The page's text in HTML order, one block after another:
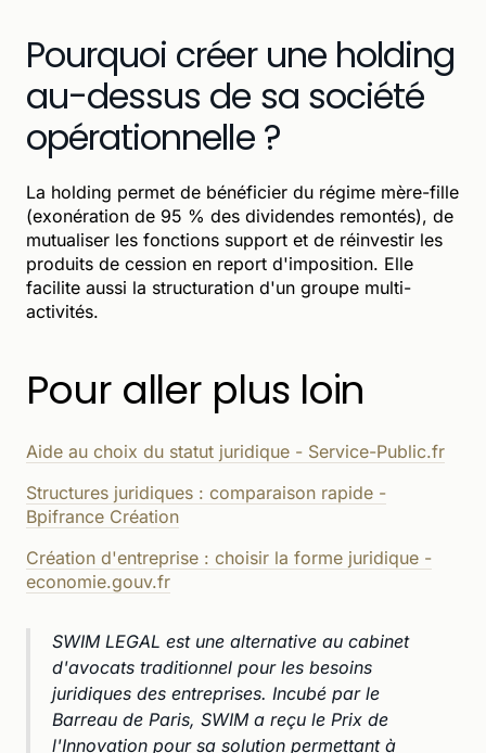
Pourquoi créer une holding
au-dessus de sa société
opérationnelle ?
La holding permet de bénéficier du régime mère-fille
(exonération de 95 % des dividendes remontés), de
mutualiser les fonctions support et de réinvestir les
produits de cession en report d'imposition. Elle
facilite aussi la structuration d'un groupe multi-
activités.
Pour aller plus loin
Aide au choix du statut juridique - Service-Public.fr
Structures juridiques : comparaison rapide -
Bpifrance Création
Création d'entreprise : choisir la forme juridique -
economie.gouv.fr
SWIM LEGAL est une alternative au cabinet
d'avocats traditionnel pour les besoins
juridiques des entreprises. Incubé par le
Barreau de Paris, SWIM a reçu le Prix de
l'Innovation pour sa solution permettant à